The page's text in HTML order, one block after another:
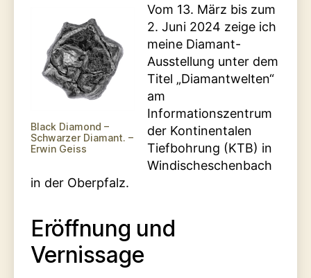
Black Diamond –
Schwarzer Diamant. –
Erwin Geiss
Vom 13. März bis zum
2. Juni 2024 zeige ich
meine Diamant-
Ausstellung unter dem
Titel „Diamantwelten“
am
Informationszentrum
der Kontinentalen
Tiefbohrung (KTB) in
Windischeschenbach
in der Oberpfalz.
Eröffnung und
Vernissage